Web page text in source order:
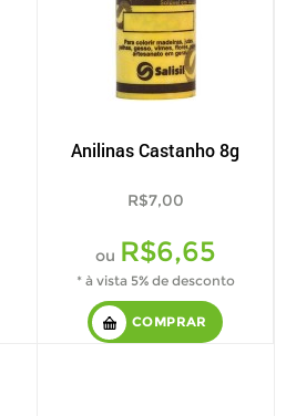
Anilinas Castanho 8g
R$7,00
ou R$6,65
* à vista 5% de desconto
COMPRAR